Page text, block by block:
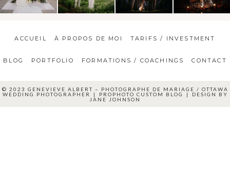
ACCUEIL À PROPOS DE MOI TARIFS / INVESTMENT
BLOG PORTFOLIO FORMATIONS / COACHINGS CONTACT
© 2023 GENEVIEVE ALBERT – PHOTOGRAPHE DE MARIAGE / OTTAWA
WEDDING PHOTOGRAPHER
| PROPHOTO CUSTOM BLOG |
DESIGN BY
JANE JOHNSON